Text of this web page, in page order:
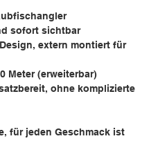
sofort sichtbar
extern montiert für
Meter (erweiterbar)
ohne komplizierte
für jeden Geschmack ist